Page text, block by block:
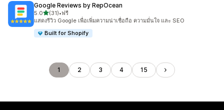
Google Reviews by RepOcean
5.0เต็ม 5 ดาว
(31)
ทั้งหมด 31 รีวิว
•ฟรี
แสดงรีวิว Google เพื่อเพิ่มความน่าเชื่อถือ ความมั่นใจ และ SEO
Built for Shopify
1 2 3 4 15